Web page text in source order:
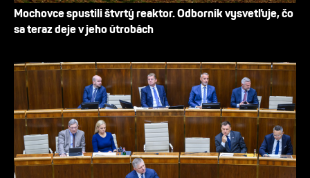
Mochovce spustili štvrtý reaktor. Odborník vysvetľuje, čo
sa teraz deje v jeho útrobách